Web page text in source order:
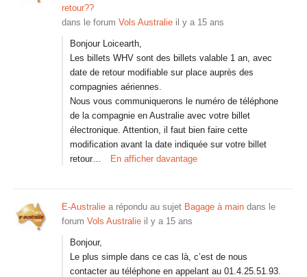
retour??
dans le forum Vols Australie il y a 15 ans
Bonjour Loicearth,
Les billets WHV sont des billets valable 1 an, avec
date de retour modifiable sur place auprès des
compagnies aériennes.
Nous vous communiquerons le numéro de téléphone
de la compagnie en Australie avec votre billet
électronique. Attention, il faut bien faire cette
modification avant la date indiquée sur votre billet
retour…
En afficher davantage
E-Australie a répondu au sujet Bagage à main dans le
forum Vols Australie il y a 15 ans
Bonjour,
Le plus simple dans ce cas là, c’est de nous
contacter au téléphone en appelant au 01.4.25.51.93.